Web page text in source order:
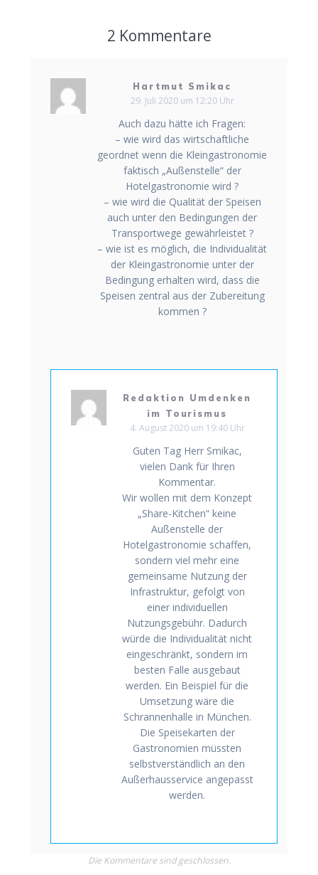
2 Kommentare
Hartmut Smikac
29. Juli 2020 um 12:20 Uhr
Auch dazu hätte ich Fragen:
– wie wird das wirtschaftliche
geordnet wenn die Kleingastronomie
faktisch „Außenstelle“ der
Hotelgastronomie wird ?
– wie wird die Qualität der Speisen
auch unter den Bedingungen der
Transportwege gewährleistet ?
– wie ist es möglich, die Individualität
der Kleingastronomie unter der
Bedingung erhalten wird, dass die
Speisen zentral aus der Zubereitung
kommen ?
Redaktion Umdenken
im Tourismus
4. August 2020 um 19:40 Uhr
Guten Tag Herr Smikac,
vielen Dank für Ihren
Kommentar.
Wir wollen mit dem Konzept
„Share-Kitchen“ keine
Außenstelle der
Hotelgastronomie schaffen,
sondern viel mehr eine
gemeinsame Nutzung der
Infrastruktur, gefolgt von
einer individuellen
Nutzungsgebühr. Dadurch
würde die Individualität nicht
eingeschränkt, sondern im
besten Falle ausgebaut
werden. Ein Beispiel für die
Umsetzung wäre die
Schrannenhalle in München.
Die Speisekarten der
Gastronomien müssten
selbstverständlich an den
Außerhausservice angepasst
werden.
Die Kommentare sind geschlossen.